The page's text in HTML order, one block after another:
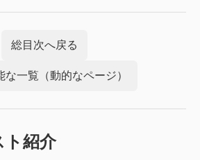
総目次へ戻る
な一覧（動的なページ）
ト紹介